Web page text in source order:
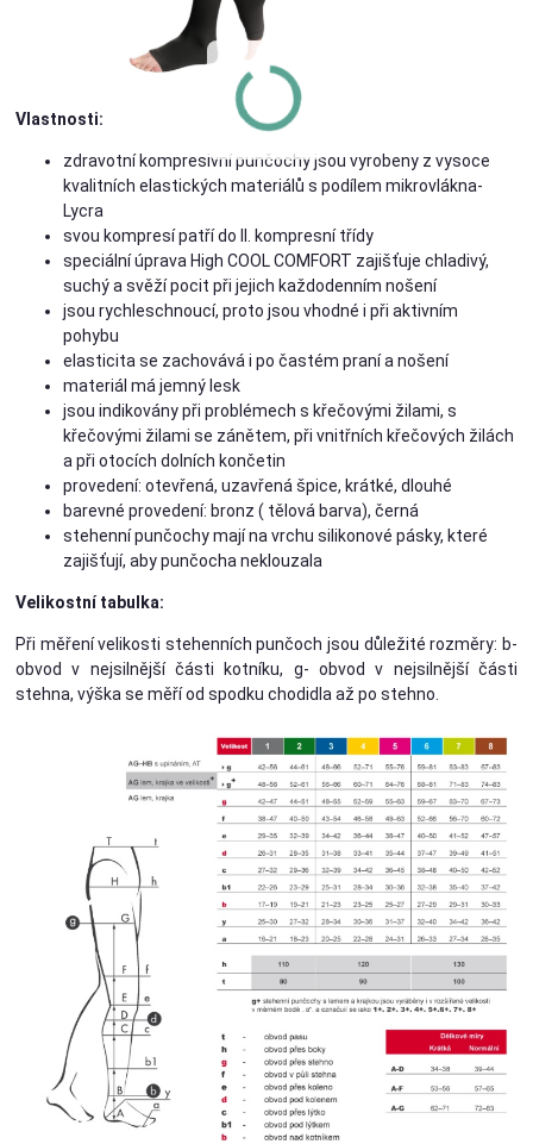
Vlastnosti:
zdravotní kompresivní punčochy jsou vyrobeny z vysoce
kvalitních elastických materiálů s podílem mikrovlákna-
Lycra
svou kompresí patří do II. kompresní třídy
speciální úprava High COOL COMFORT zajišťuje chladivý,
suchý a svěží pocit při jejich každodenním nošení
jsou rychleschnoucí, proto jsou vhodné i při aktivním
pohybu
elasticita se zachovává i po častém praní a nošení
materiál má jemný lesk
jsou indikovány při problémech s křečovými žilami, s
křečovými žilami se zánětem, při vnitřních křečových žilách
a při otocích dolních končetin
provedení: otevřená, uzavřená špice, krátké, dlouhé
barevné provedení: bronz ( tělová barva), černá
stehenní punčochy mají na vrchu silikonové pásky, které
zajišťují, aby punčocha neklouzala
Velikostní tabulka:
Při měření velikosti stehenních punčoch jsou důležité rozměry: b-
obvod v nejsilnější části kotníku, g- obvod v nejsilnější části
stehna, výška se měří od spodku chodidla až po stehno.